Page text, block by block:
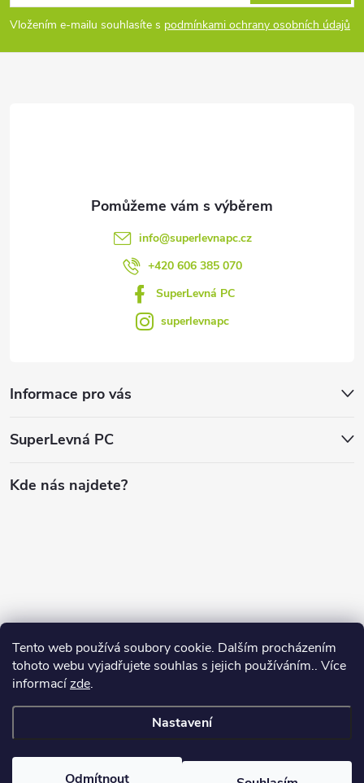
Tento web používá soubory cookie. Dalším procházením
tohoto webu vyjadřujete souhlas s jejich používáním.. Více
informacízde.
Nastavení
Odmítnout
i
p
a
Vložením e-mailu souhlasíte s podmínkami ochrany osobních údajů
info@superlevnapc.cz
+420 606 385 070
SuperLevná PC
superlevnapc
Informace pro vás
SuperLevná PC
Kde nás najdete?
SuperLevnaPC. Všechna práva vyhrazena.